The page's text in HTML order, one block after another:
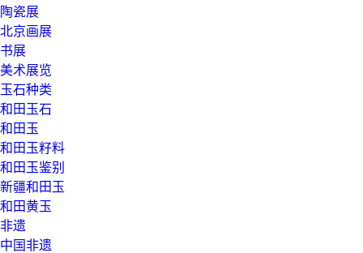
陶瓷展
北京画展
书展
美术展览
玉石种类
和田玉石
和田玉
和田玉籽料
和田玉鉴别
新疆和田玉
和田黄玉
非遗
中国非遗